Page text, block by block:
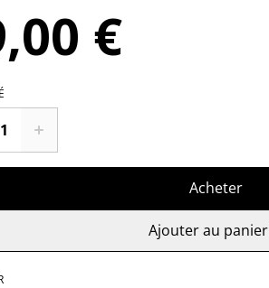
€
Acheter
Ajouter au panier